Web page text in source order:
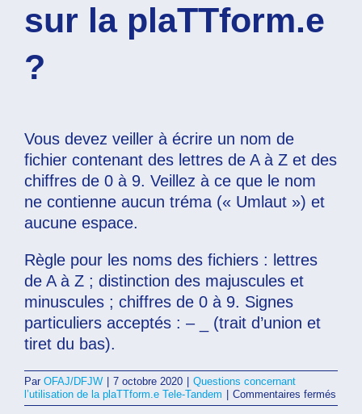
sur la plaTTform.e
?
Vous devez veiller à écrire un nom de
fichier contenant des lettres de A à Z et des
chiffres de 0 à 9. Veillez à ce que le nom
ne contienne aucun tréma (« Umlaut ») et
aucune espace.
Règle pour les noms des fichiers : lettres
de A à Z ; distinction des majuscules et
minuscules ; chiffres de 0 à 9. Signes
particuliers acceptés : – _ (trait d’union et
tiret du bas).
Par OFAJ/DFJW 7 octobre 2020
Questions concernant
l’utilisation de la plaTTform.e Tele-Tandem
Commentaires fermés
Quels